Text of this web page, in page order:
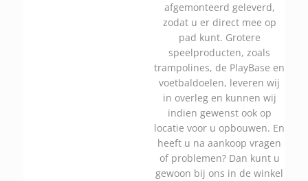
afgemonteerd geleverd,
zodat u er direct mee op
pad kunt. Grotere
speelproducten, zoals
trampolines, de PlayBase en
voetbaldoelen, leveren wij
in overleg en kunnen wij
indien gewenst ook op
locatie voor u opbouwen. En
heeft u na aankoop vragen
of problemen? Dan kunt u
gewoon bij ons in de winkel